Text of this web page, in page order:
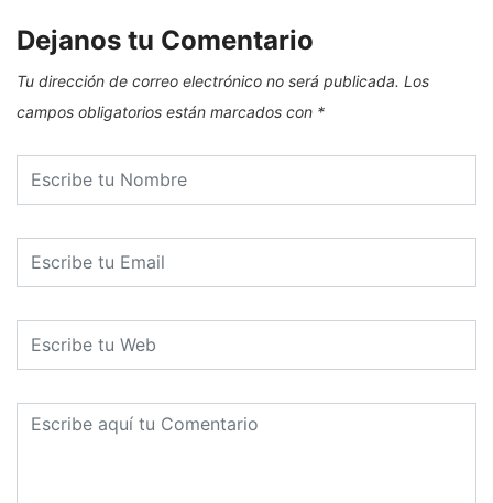
Dejanos tu Comentario
Tu dirección de correo electrónico no será publicada. Los
campos obligatorios están marcados con *